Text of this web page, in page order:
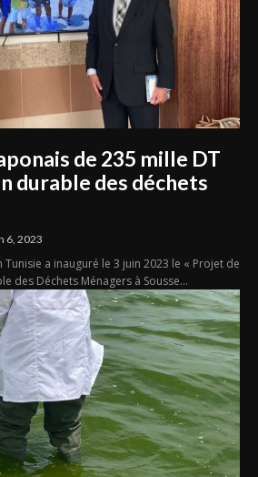
de 235 mille DT
durable des déchets
6, 2023
Tunisie a inauguré le 3 juin 2023 le « Projet de
des Déchets Ménagers à Sousse...